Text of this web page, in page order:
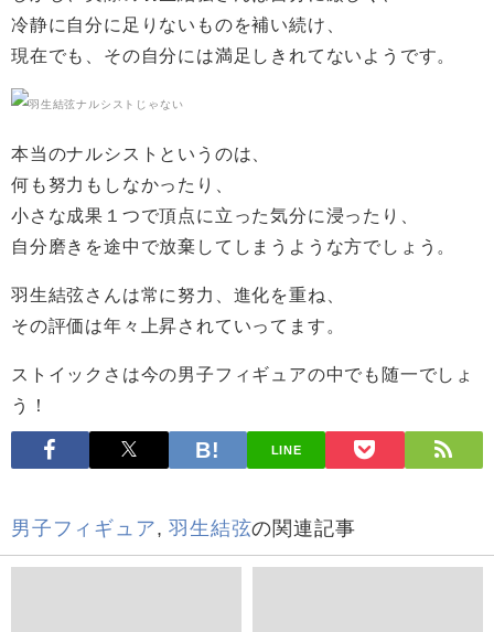
冷静に自分に足りないものを補い続け、
現在でも、その自分には満足しきれてないようです。
本当のナルシストというのは、
何も努力もしなかったり、
小さな成果１つで頂点に立った気分に浸ったり、
自分磨きを途中で放棄してしまうような方でしょう。
羽生結弦さんは常に努力、進化を重ね、
その評価は年々上昇されていってます。
ストイックさは今の男子フィギュアの中でも随一でしょ
う！
LINE
男子フィギュア,羽生結弦の関連記事